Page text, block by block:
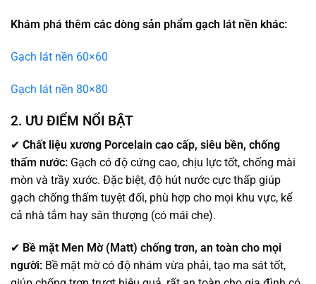
Khám phá thêm các dòng sản phẩm gạch lát nền khác:
Gạch lát nền 60×60
Gạch lát nền 80×80
2. ƯU ĐIỂM NỔI BẬT
✔ Chất liệu xương Porcelain cao cấp, siêu bền, chống
thấm nước: Gạch có độ cứng cao, chịu lực tốt, chống mài
mòn và trầy xước. Đặc biệt, độ hút nước cực thấp giúp
gạch chống thấm tuyệt đối, phù hợp cho mọi khu vực, kể
cả nhà tắm hay sân thượng (có mái che).
✔ Bề mặt Men Mờ (Matt) chống trơn, an toàn cho mọi
người: Bề mặt mờ có độ nhám vừa phải, tạo ma sát tốt,